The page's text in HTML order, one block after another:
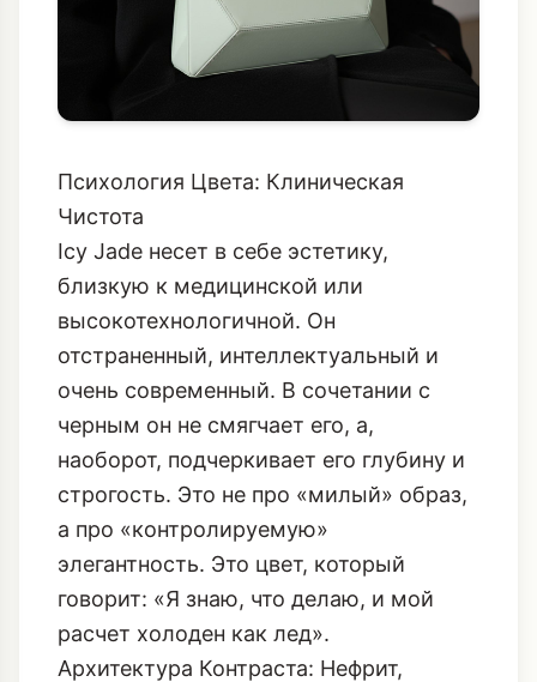
Психология Цвета: Клиническая
Чистота
Icy Jade несет в себе эстетику,
близкую к медицинской или
высокотехнологичной. Он
отстраненный, интеллектуальный и
очень современный. В сочетании с
черным он не смягчает его, а,
наоборот, подчеркивает его глубину и
строгость. Это не про «милый» образ,
а про «контролируемую»
элегантность. Это цвет, который
говорит: «Я знаю, что делаю, и мой
расчет холоден как лед».
Архитектура Контраста: Нефрит,